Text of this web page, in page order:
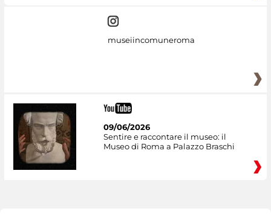
museiincomuneroma
09/06/2026
Sentire e raccontare il museo: il
Museo di Roma a Palazzo Braschi